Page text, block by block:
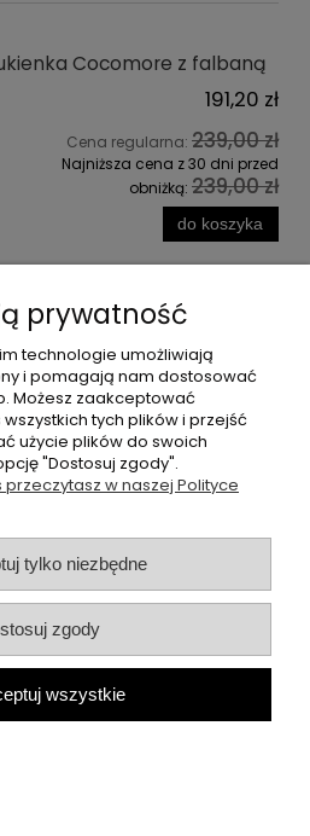
Cocomore z falbaną
191,20 zł
Cena regularna: 239,00 zł
Najniższa cena z 30 dni przed
obniżką: 239,00 zł
do koszyka
konto
O nas
swetry, bluzki, spodnie oraz halki
takich jak: cocomore, lila lou.
| ul. Przemysłowa 11, 42-262
|506 219 892|
prywatność
technologie umożliwiają
i pomagają nam dostosować
Możesz zaakceptować
tych plików i przejść
użycie plików do swoich
"Dostosuj zgody".
w naszej Polityce
tylko niezbędne
zgody
wszystkie